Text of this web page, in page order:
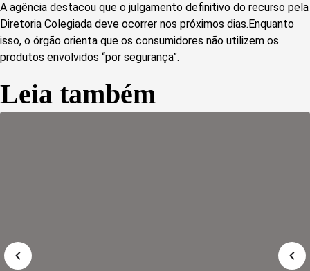
A agência destacou que o julgamento definitivo do recurso pela
Diretoria Colegiada deve ocorrer nos próximos dias.Enquanto
isso, o órgão orienta que os consumidores não utilizem os
produtos envolvidos “por segurança”.
Leia também